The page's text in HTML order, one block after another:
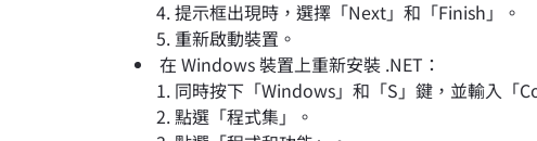
提示框出現時，選擇「Next」和「Finish」。
重新啟動裝置。
在 Windows 裝置上重新安裝 .NET：
同時按下「Windows」和「S」鍵，並輸入「
點選「程式集」。